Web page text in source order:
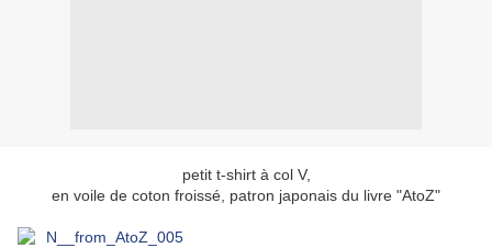
petit t-shirt à col V,
en voile de coton froissé, patron japonais du livre "AtoZ"